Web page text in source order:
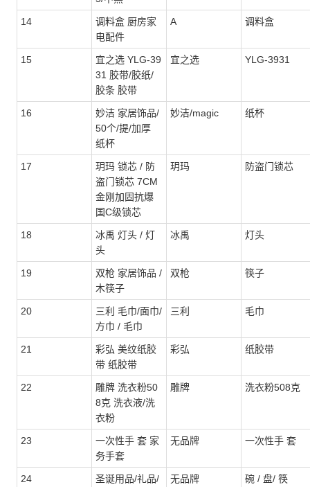
14
调料盒 厨房家
电配件
A 调料盒
15
宜之选 YLG-39
31 胶带/胶纸/
胶条 胶带
宜之选 YLG-3931
16
妙洁 家居饰品/
50个/提/加厚
纸杯
妙洁/magic 纸杯
17
玥玛 锁芯 / 防
盗门锁芯 7CM
金刚加固抗爆
国C级锁芯
玥玛 防盗门锁芯
18
冰禹 灯头 / 灯
头
冰禹 灯头
19
双枪 家居饰品 /
木筷子
双枪 筷子
20
三利 毛巾/面巾/
方巾 / 毛巾
三利 毛巾
21
彩弘 美纹纸胶
带 纸胶带
彩弘 纸胶带
22
雕牌 洗衣粉50
8克 洗衣液/洗
衣粉
雕牌 洗衣粉508克
23
一次性手 套 家
务手套
无品牌 一次性手 套
24 圣诞用品/礼品/ 无品牌 碗 / 盘/ 筷